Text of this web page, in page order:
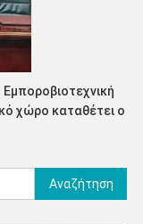
χώρο καταθέτει ο
Αναζήτηση
για: